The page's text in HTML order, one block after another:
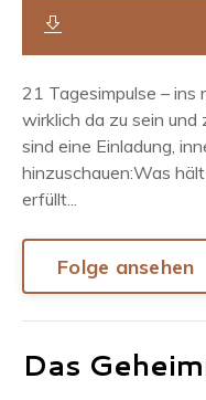
21 Tagesimpulse – ins
wirklich da zu sein und
sind eine Einladung,
hinzuschauen:Was
erfüllt...
Folge ansehen
Das